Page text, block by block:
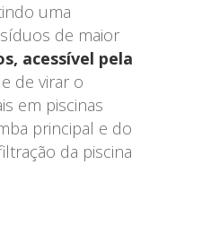
uma
de maior
acessível pela
de virar o
em piscinas
principal e do
da piscina